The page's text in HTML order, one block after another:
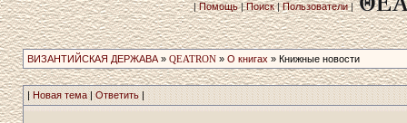
|Помощь|Поиск|Пользователи|
ВИЗАНТИЙСКАЯ ДЕРЖАВА» QEATRON» О книгах » Книжные новости
| Новая тема|Ответить|